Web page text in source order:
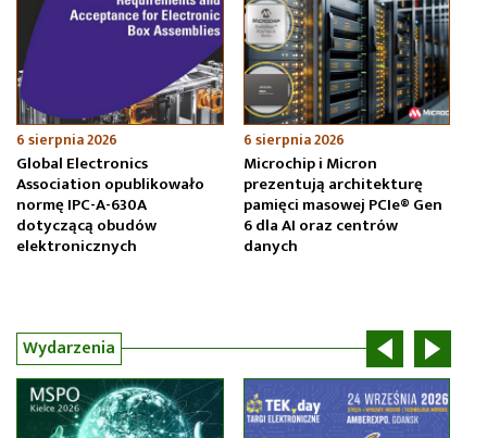
6 sierpnia 2026
Global Electronics
Association opublikowało
normę IPC-A-630A
dotyczącą obudów
elektronicznych
6 sierpnia 2026
Microchip i Micron
prezentują architekturę
pamięci masowej PCIe® Gen
6 dla AI oraz centrów
danych
Wydarzenia